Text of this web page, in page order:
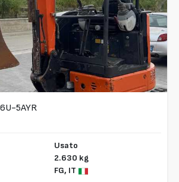
5AYR
Usato
2.630 kg
FG, IT